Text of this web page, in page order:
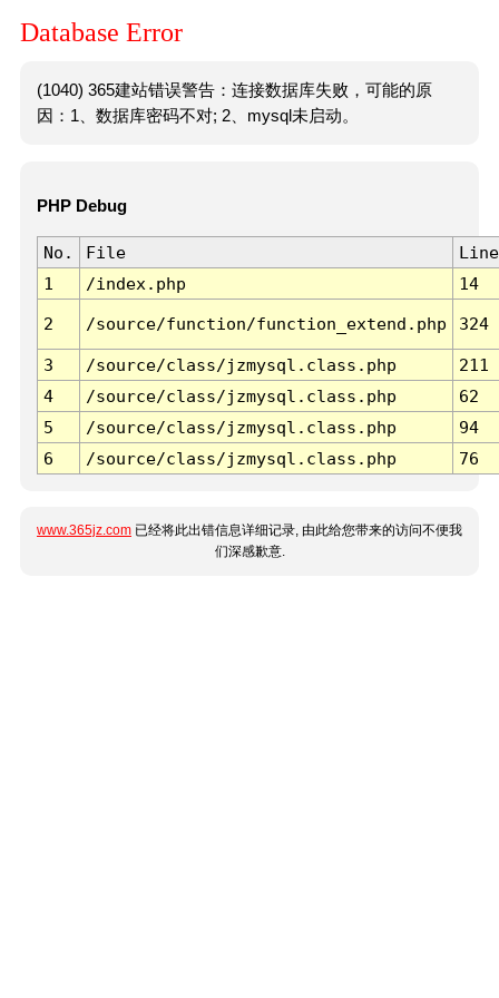
Database Error
(1040) 365建站错误警告：连接数据库失败，可能的原
因：1、数据库密码不对; 2、mysql未启动。
PHP Debug
No. File
Line
1
/index.php 14
2 /source/function/function_extend.php 324
3 /source/class/jzmysql.class.php
211
4
/source/class/jzmysql.class.php
62
5
/source/class/jzmysql.class.php
94
6
/source/class/jzmysql.class.php 76
www.365jz.com 已经将此出错信息详细记录, 由此给您带来的访问不便我
们深感歉意.